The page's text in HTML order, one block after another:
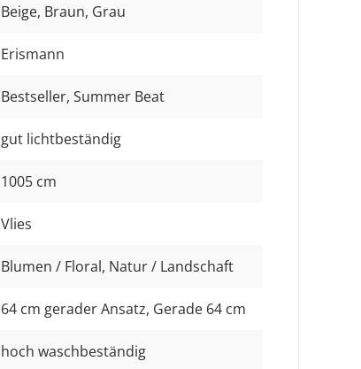
Beige, Braun, Grau
Erismann
Bestseller, Summer Beat
gut lichtbeständig
1005 cm
Vlies
Blumen / Floral, Natur / Landschaft
64 cm gerader Ansatz, Gerade 64 cm
hoch waschbeständig